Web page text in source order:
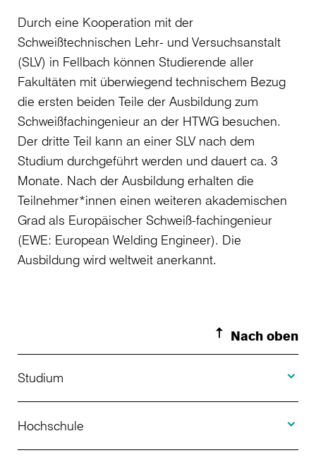
Durch eine Kooperation mit der
Schweißtechnischen Lehr- und Versuchsanstalt
(SLV) in Fellbach können Studierende aller
Fakultäten mit überwiegend technischem Bezug
die ersten beiden Teile der Ausbildung zum
Schweißfachingenieur an der HTWG besuchen.
Der dritte Teil kann an einer SLV nach dem
Studium durchgeführt werden und dauert ca. 3
Monate. Nach der Ausbildung erhalten die
Teilnehmer*innen einen weiteren akademischen
Grad als Europäischer Schweiß-fachingenieur
(EWE: European Welding Engineer). Die
Ausbildung wird weltweit anerkannt.
Nach oben
Studium
Studienangebot
Hochschule